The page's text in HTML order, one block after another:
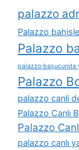
palazzo
Palazzo
Palazzo
palazzo başucunda
Palazzo
palazzo canli
Palazzo Canlı
Palazzo
palazzo canlı